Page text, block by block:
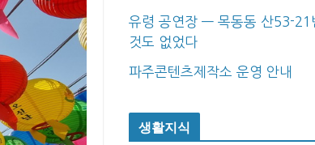
유령 공연장 — 목동동 산53-21
것도 없었다
파주콘텐츠제작소 운영 안내
생활지식